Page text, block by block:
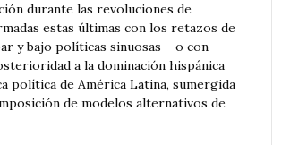
durante las revoluciones de
estas últimas con los retazos de
y bajo políticas sinuosas —o con
a la dominación hispánica
política de América Latina, sumergida
de modelos alternativos de